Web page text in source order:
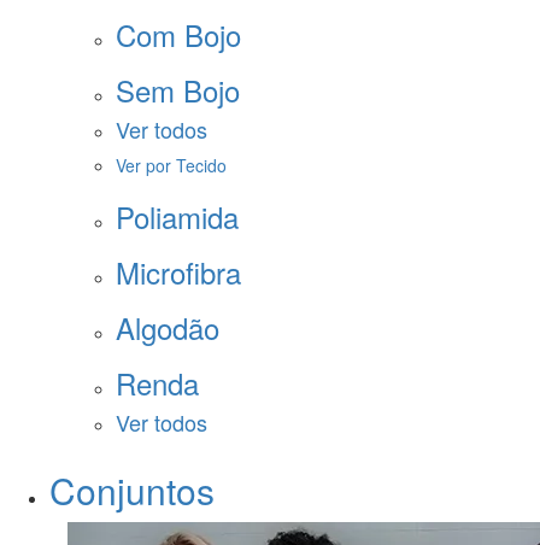
Com Bojo
Sem Bojo
Ver todos
Ver por Tecido
Poliamida
Microfibra
Algodão
Renda
Ver todos
Conjuntos